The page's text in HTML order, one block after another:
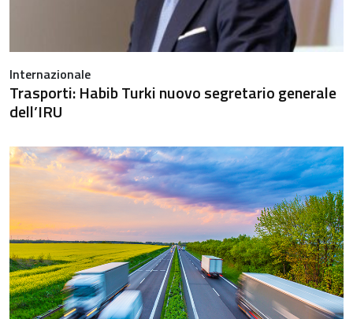
Internazionale
Trasporti: Habib Turki nuovo segretario generale
dell’IRU